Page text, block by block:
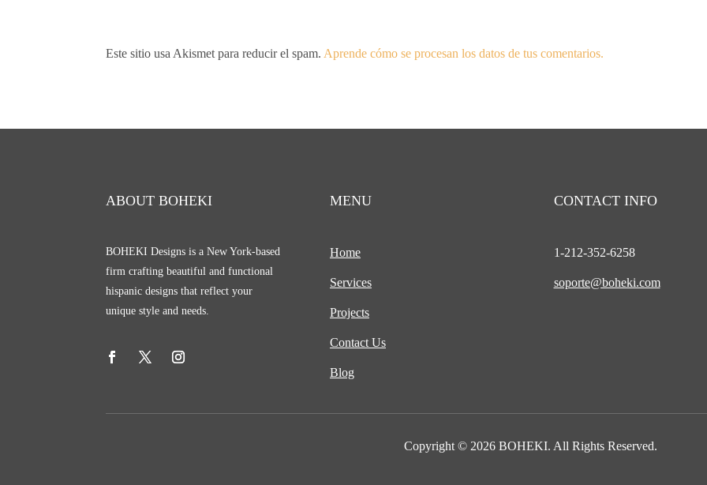
Este sitio usa Akismet para reducir el spam. Aprende cómo se procesan los datos de tus comentarios.
ABOUT BOHEKI
BOHEKI Designs is a New York-based
firm crafting beautiful and functional
hispanic designs that reflect your
unique style and needs.
MENU
Home
Services
Projects
Contact Us
Blog
CONTACT INFO
1-212-352-6258
soporte@boheki.com
Copyright © 2026 BOHEKI. All Rights Reserved.